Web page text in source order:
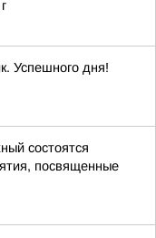
Успешного дня!
состоятся
посвященные